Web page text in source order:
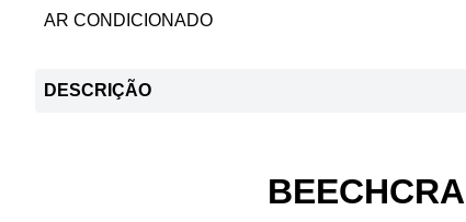
AR CONDICIONADO
DESCRIÇÃO